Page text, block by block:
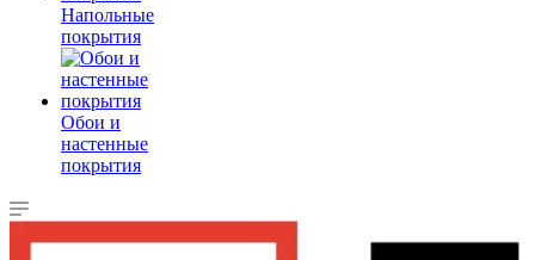
Напольные
покрытия
Обои и
настенные
покрытия